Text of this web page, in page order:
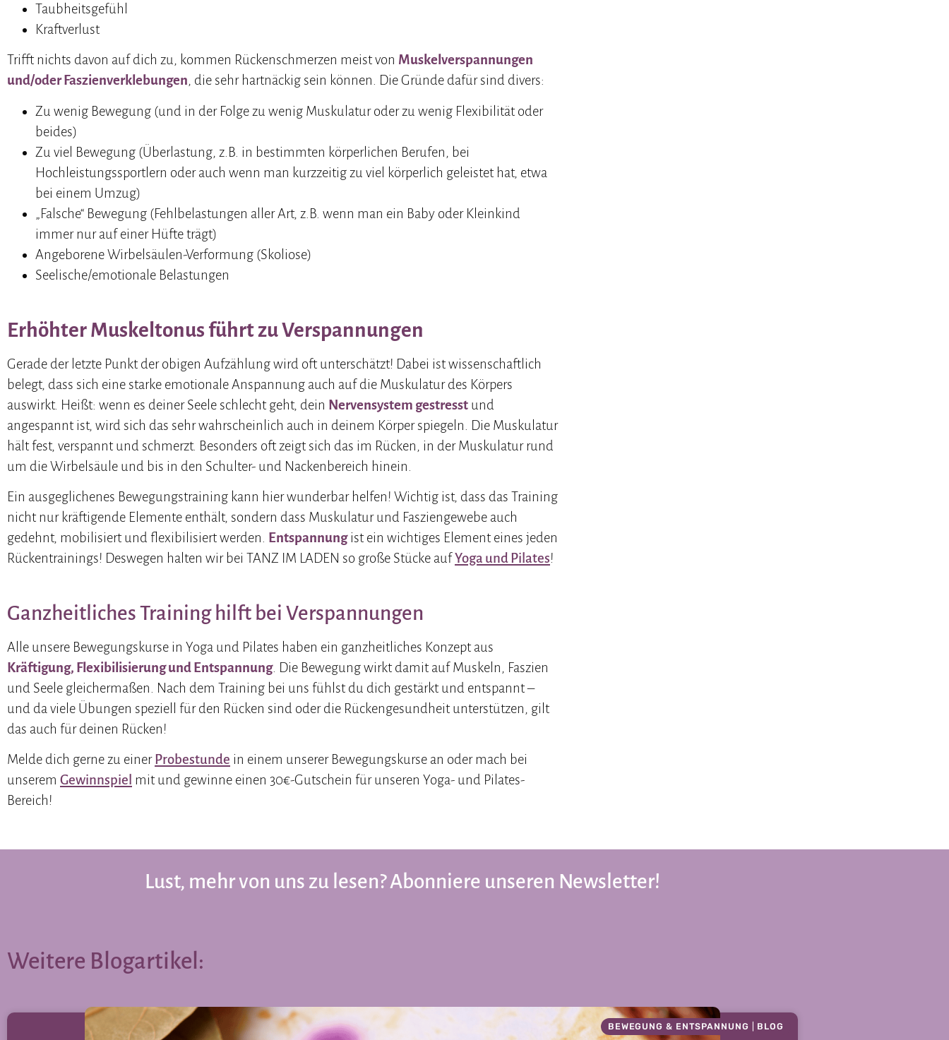
Taubheitsgefühl
Kraftverlust
Trifft nichts davon auf dich zu, kommen Rückenschmerzen meist von Muskelverspannungen
und/oder Faszienverklebungen, die sehr hartnäckig sein können. Die Gründe dafür sind divers:
Zu wenig Bewegung (und in der Folge zu wenig Muskulatur oder zu wenig Flexibilität oder
beides)
Zu viel Bewegung (Überlastung, z.B. in bestimmten körperlichen Berufen, bei
Hochleistungssportlern oder auch wenn man kurzzeitig zu viel körperlich geleistet hat, etwa
bei einem Umzug)
„Falsche“ Bewegung (Fehlbelastungen aller Art, z.B. wenn man ein Baby oder Kleinkind
immer nur auf einer Hüfte trägt)
Angeborene Wirbelsäulen-Verformung (Skoliose)
Seelische/emotionale Belastungen
Erhöhter Muskeltonus führt zu Verspannungen
Gerade der letzte Punkt der obigen Aufzählung wird oft unterschätzt! Dabei ist wissenschaftlich
belegt, dass sich eine starke emotionale Anspannung auch auf die Muskulatur des Körpers
auswirkt. Heißt: wenn es deiner Seele schlecht geht, dein Nervensystem gestresst und
angespannt ist, wird sich das sehr wahrscheinlich auch in deinem Körper spiegeln. Die Muskulatur
hält fest, verspannt und schmerzt. Besonders oft zeigt sich das im Rücken, in der Muskulatur rund
um die Wirbelsäule und bis in den Schulter- und Nackenbereich hinein.
Ein ausgeglichenes Bewegungstraining kann hier wunderbar helfen! Wichtig ist, dass das Training
nicht nur kräftigende Elemente enthält, sondern dass Muskulatur und Fasziengewebe auch
gedehnt, mobilisiert und flexibilisiert werden. Entspannungist ein wichtiges Element eines jeden
Rückentrainings! Deswegen halten wir bei TANZ IM LADEN so große Stücke aufYoga und Pilates!
Ganzheitliches Training hilft bei Verspannungen
Alle unsere Bewegungskurse in Yoga und Pilates haben ein ganzheitliches Konzept aus
Kräftigung, Flexibilisierung und Entspannung. Die Bewegung wirkt damit auf Muskeln, Faszien
und Seele gleichermaßen. Nach dem Training bei uns fühlst du dich gestärkt und entspannt –
und da viele Übungen speziell für den Rücken sind oder die Rückengesundheit unterstützen, gilt
das auch für deinen Rücken!
Melde dich gerne zu einerProbestunde in einem unserer Bewegungskurse an oder mach bei
unserem Gewinnspiel mit und gewinne einen 30€-Gutschein für unseren Yoga- und Pilates-
Bereich!
Lust, mehr von uns zu lesen? Abonniere unseren Newsletter!
Weitere Blogartikel:
BEWEGUNG & ENTSPANNUNG BLOG